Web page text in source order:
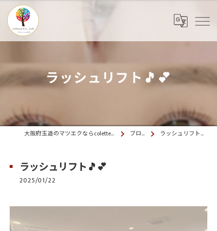
ラッシュリフト🎵💕
大阪府玉造のマツエクならcolette. 玉造 ブログ ラッシュリフト🎵💕
ラッシュリフト🎵💕
2025/01/22